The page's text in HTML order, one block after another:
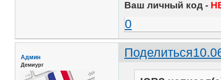
Ваш личный код -
0
Поделиться
Админ
Демиург